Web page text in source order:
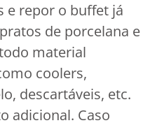
e repor o buffet já
de porcelana e
material
coolers,
descartáveis, etc.
adicional. Caso